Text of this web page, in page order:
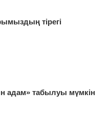
тірегі
адам» табылуы мүмкін